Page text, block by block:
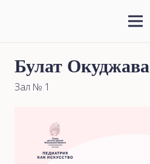
Булат Окуджава
Зал № 1